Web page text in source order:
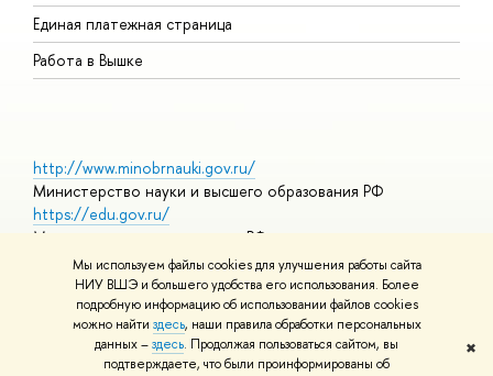
Мы используем файлы cookies для улучшения работы сайта
НИУ ВШЭ и большего удобства его использования. Более
подробную информацию об использовании файлов cookies
можно найти здесь, наши правила обработки персональных
данных –здесь. Продолжая пользоваться сайтом, вы
подтверждаете, что были проинформированы об
✖
Единая платежная страница
Работа в Вышке
http://www.minobrnauki.gov.ru/
Министерство науки и высшего образования РФ
https://edu.gov.ru/
Министерство просвещения РФ
https://elearning.hse.ru/mooc
Массовые открытые онлайн-курсы
© НИУ ВШЭ 1993–2026 Адреса и контактыУсловия